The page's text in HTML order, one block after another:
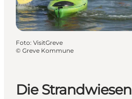
Die Strandwiesen
Foto: VisitGreve
© Greve Kommune